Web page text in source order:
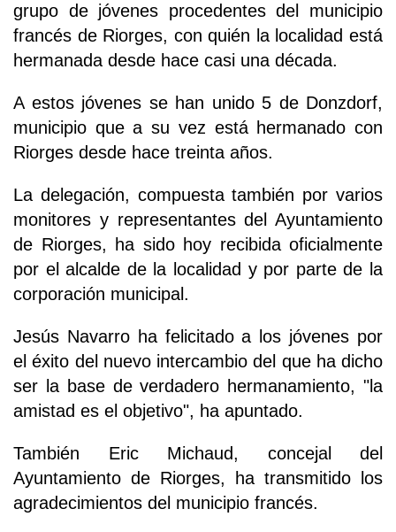
grupo de jóvenes procedentes del municipio
francés de Riorges, con quién la localidad está
hermanada desde hace casi una década.
A estos jóvenes se han unido 5 de Donzdorf,
municipio que a su vez está hermanado con
Riorges desde hace treinta años.
La delegación, compuesta también por varios
monitores y representantes del Ayuntamiento
de Riorges, ha sido hoy recibida oficialmente
por el alcalde de la localidad y por parte de la
corporación municipal.
Jesús Navarro ha felicitado a los jóvenes por
el éxito del nuevo intercambio del que ha dicho
ser la base de verdadero hermanamiento, "la
amistad es el objetivo", ha apuntado.
También Eric Michaud, concejal del
Ayuntamiento de Riorges, ha transmitido los
agradecimientos del municipio francés.